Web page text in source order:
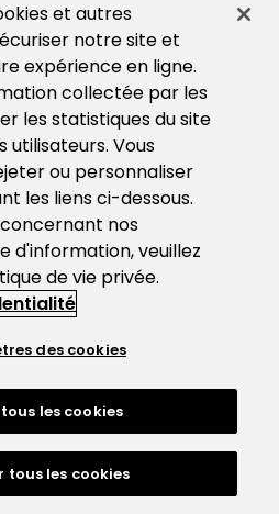
et autres
notre site et
expérience en ligne.
collectée par les
les statistiques du site
utilisateurs. Vous
ou personnaliser
les liens ci-dessous.
nos
d'information, veuillez
de vie privée.
des cookies
les cookies
tous les cookies